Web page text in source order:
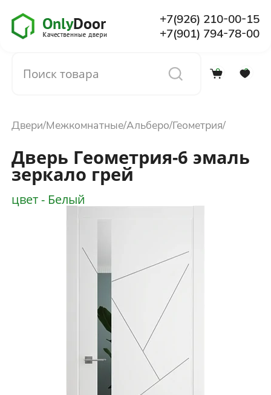
+7(926) 210-00-15
+7(901) 794-78-00
0 0
О компании
Установка
Двери Межкомнатные Альберо Геометрия
Дверь Геометрия-6 эмаль
зеркало грей
цвет - Белый